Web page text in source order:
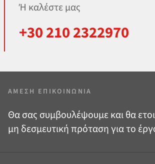
Ή καλέστε μας
+30 210 2322970
ΆΜΕΣΗ ΕΠΙΚΟΙΝΩΝΊΑ
Θα σας συμβουλέψουμε και θα
μη δεσμευτική πρόταση για το